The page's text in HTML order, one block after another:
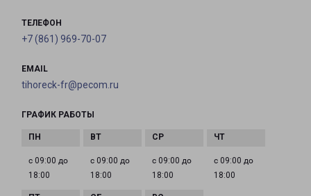
ТЕЛЕФОН
+7 (861) 969-70-07
EMAIL
tihoreck-fr@pecom.ru
ГРАФИК РАБОТЫ
с 09:00 до
18:00
с 09:00 до
18:00
с 09:00 до
18:00
с 09:00 до
18:00